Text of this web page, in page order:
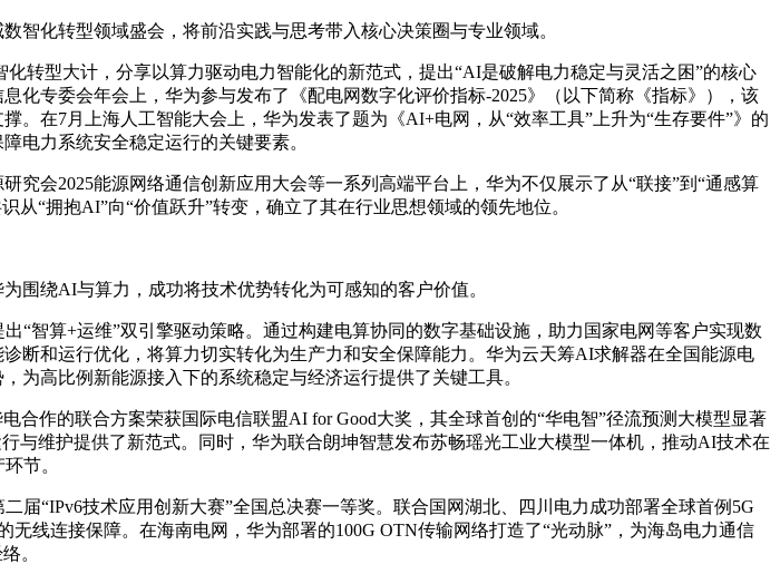
智化转型领域盛会，将前沿实践与思考带入核心决策圈与专业领域。
转型大计，分享以算力驱动电力智能化的新范式，提出“AI是破解电力稳定与灵活之困”的核心
化专委会年会上，华为参与发布了《配电网数字化评价指标-2025》（以下简称《指标》），该
。在7月上海人工智能大会上，华为发表了题为《AI+电网，从“效率工具”上升为“生存要件”》的
电力系统安全稳定运行的关键要素。
会2025能源网络通信创新应用大会等一系列高端平台上，华为不仅展示了从“联接”到“通感算
“拥抱AI”向“价值跃升”转变，确立了其在行业思想领域的领先地位。
围绕AI与算力，成功将技术优势转化为可感知的客户价值。
“智算+运维”双引擎驱动策略。通过构建电算协同的数字基础设施，助力国家电网等客户实现数
断和运行优化，将算力切实转化为生产力和安全保障能力。华为云天筹AI求解器在全国能源电
为高比例新能源接入下的系统稳定与经济运行提供了关键工具。
作的联合方案荣获国际电信联盟AI for Good大奖，其全球首创的“华电智”径流预测大模型显著
与维护提供了新范式。同时，华为联合朗坤智慧发布苏畅瑶光工业大模型一体机，推动AI技术在
节。
“IPv6技术应用创新大赛”全国总决赛一等奖。联合国网湖北、四川电力成功部署全球首例5G
线连接保障。在海南电网，华为部署的100G OTN传输网络打造了“光动脉”，为海岛电力通信
。